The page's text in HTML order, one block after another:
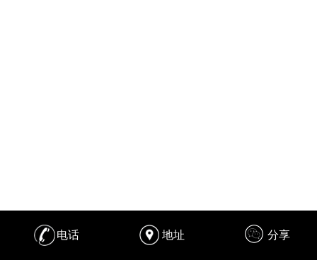
电话 地址 分享